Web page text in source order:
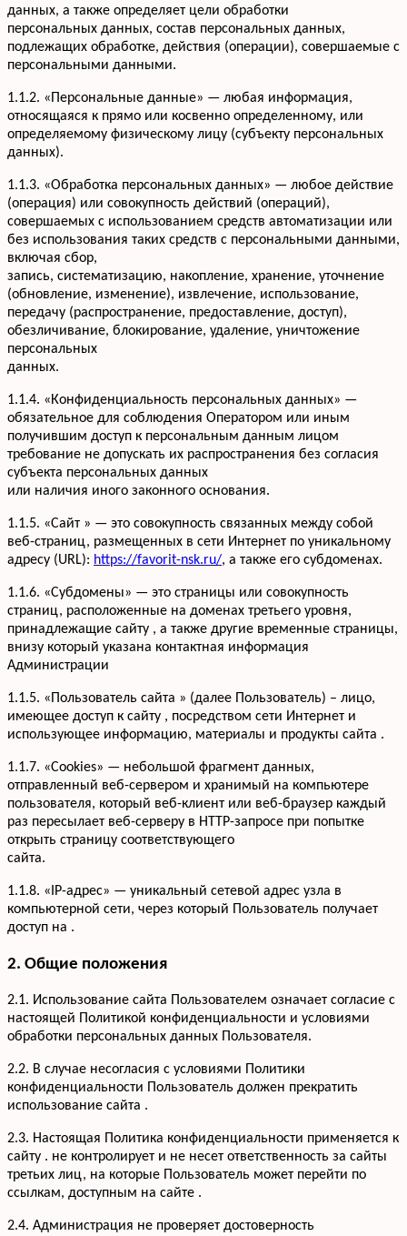
данных, а также определяет цели обработки
персональных данных, состав персональных данных,
подлежащих обработке, действия (операции), совершаемые с
персональными данными.
1.1.2. «Персональные данные» — любая информация,
относящаяся к прямо или косвенно определенному, или
определяемому физическому лицу (субъекту персональных
данных).
1.1.3. «Обработка персональных данных» — любое действие
(операция) или совокупность действий (операций),
совершаемых с использованием средств автоматизации или
без использования таких средств с персональными данными,
включая сбор,
запись, систематизацию, накопление, хранение, уточнение
(обновление, изменение), извлечение, использование,
передачу (распространение, предоставление, доступ),
обезличивание, блокирование, удаление, уничтожение
персональных
данных.
1.1.4. «Конфиденциальность персональных данных» —
обязательное для соблюдения Оператором или иным
получившим доступ к персональным данным лицом
требование не допускать их распространения без согласия
субъекта персональных данных
или наличия иного законного основания.
1.1.5. «Сайт » — это совокупность связанных между собой
веб-страниц, размещенных в сети Интернет по уникальному
адресу (URL): https://favorit-nsk.ru/, а также его субдоменах.
1.1.6. «Субдомены» — это страницы или совокупность
страниц, расположенные на доменах третьего уровня,
принадлежащие сайту , а также другие временные страницы,
внизу который указана контактная информация
Администрации
1.1.5. «Пользователь сайта » (далее Пользователь) – лицо,
имеющее доступ к сайту , посредством сети Интернет и
использующее информацию, материалы и продукты сайта .
1.1.7. «Cookies» — небольшой фрагмент данных,
отправленный веб-сервером и хранимый на компьютере
пользователя, который веб-клиент или веб-браузер каждый
раз пересылает веб-серверу в HTTP-запросе при попытке
открыть страницу соответствующего
сайта.
1.1.8. «IP-адрес» — уникальный сетевой адрес узла в
компьютерной сети, через который Пользователь получает
доступ на .
2. Общие положения
2.1. Использование сайта Пользователем означает согласие с
настоящей Политикой конфиденциальности и условиями
обработки персональных данных Пользователя.
2.2. В случае несогласия с условиями Политики
конфиденциальности Пользователь должен прекратить
использование сайта .
2.3. Настоящая Политика конфиденциальности применяется к
сайту . не контролирует и не несет ответственность за сайты
третьих лиц, на которые Пользователь может перейти по
ссылкам, доступным на сайте .
2.4. Администрация не проверяет достоверность